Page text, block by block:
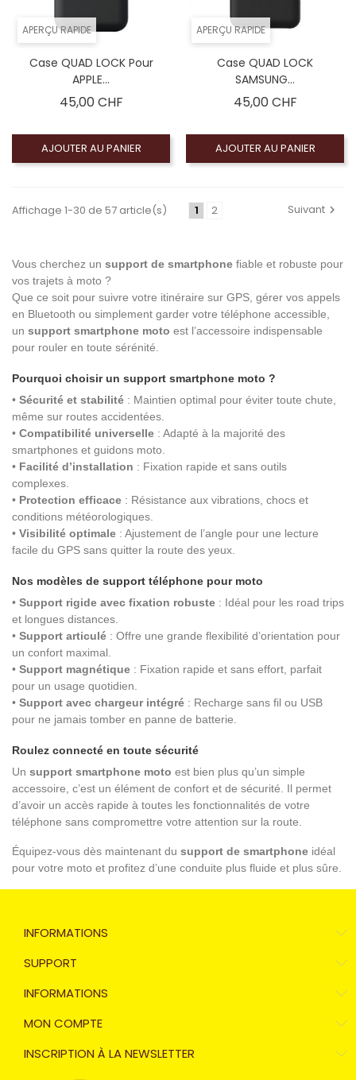
APERÇU RAPIDE
Case QUAD LOCK Pour
APPLE...
45,00 CHFPrix
AJOUTER AU PANIER
APERÇU RAPIDE
Case QUAD LOCK
SAMSUNG...
45,00 CHFPrix
AJOUTER AU PANIER
Affichage 1-30 de 57 article(s) 1 2 Suivant
Vous cherchez un support de smartphone fiable et robuste pour
vos trajets à moto ?
Que ce soit pour suivre votre itinéraire sur GPS, gérer vos appels
en Bluetooth ou simplement garder votre téléphone accessible,
un support smartphone moto est l’accessoire indispensable
pour rouler en toute sérénité.
Pourquoi choisir un support smartphone moto ?
• Sécurité et stabilité : Maintien optimal pour éviter toute chute,
même sur routes accidentées.
• Compatibilité universelle : Adapté à la majorité des
smartphones et guidons moto.
• Facilité d’installation : Fixation rapide et sans outils
complexes.
• Protection efficace : Résistance aux vibrations, chocs et
conditions météorologiques.
• Visibilité optimale : Ajustement de l’angle pour une lecture
facile du GPS sans quitter la route des yeux.
Nos modèles de support téléphone pour moto
• Support rigide avec fixation robuste : Idéal pour les road trips
et longues distances.
• Support articulé : Offre une grande flexibilité d’orientation pour
un confort maximal.
• Support magnétique : Fixation rapide et sans effort, parfait
pour un usage quotidien.
• Support avec chargeur intégré : Recharge sans fil ou USB
pour ne jamais tomber en panne de batterie.
Roulez connecté en toute sécurité
Un support smartphone moto est bien plus qu’un simple
accessoire, c’est un élément de confort et de sécurité. Il permet
d’avoir un accès rapide à toutes les fonctionnalités de votre
téléphone sans compromettre votre attention sur la route.
Équipez-vous dès maintenant du support de smartphone idéal
pour votre moto et profitez d’une conduite plus fluide et plus sûre.
INFORMATIONS
SUPPORT
INFORMATIONS
MON COMPTE
INSCRIPTION À LA NEWSLETTER